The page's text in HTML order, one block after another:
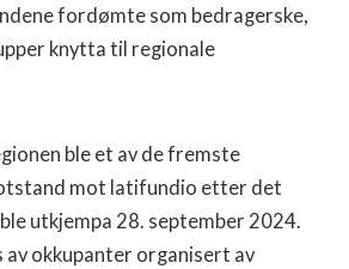
fordømte som bedragerske,
knytta til regionale
ble et av de fremste
mot latifundio etter det
utkjempa 28. september 2024.
av okkupanter organisert av